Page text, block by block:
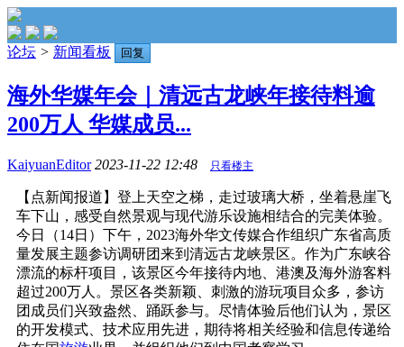
论坛 > 新闻看板 回复
海外华媒年会｜清远古龙峡年接待料逾
200万人 华媒成员...
KaiyuanEditor 2023-11-22 12:48 只看楼主
【点新闻报道】登上天空之梯，走过玻璃大桥，坐着悬崖飞
车下山，感受自然景观与现代游乐设施相结合的完美体验。
今日（14日）下午，2023海外华文传媒合作组织广东省高质
量发展主题参访调研团来到清远古龙峡景区。作为广东峡谷
漂流的标杆项目，该景区今年接待内地、港澳及海外游客料
超过200万人。景区各类新颖、刺激的游玩项目众多，参访
团成员们兴致盎然、踊跃参与。尽情体验后他们认为，景区
的开发模式、技术应用先进，期待将相关经验和信息传递给